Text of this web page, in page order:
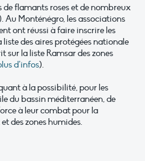
de flamants roses et de nombreux
Au Monténégro, les associations
ont réussi à faire inscrire les
liste des aires protégées nationale
sur la liste Ramsar des zones
d’infos).
à la possibilité, pour les
du bassin méditerranéen, de
à leur combat pour la
des zones humides.